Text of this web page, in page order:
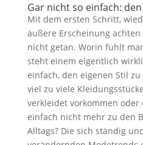
Gar nicht so einfach:
Mit dem ersten Schritt,
äußere Erscheinung
nicht getan. Worin fühlt
steht einem eigentlich
einfach, den eigenen Stil
viel zu viele
verkleidet vorkommen oder
einfach nicht mehr zu den
Alltags? Die sich ständig